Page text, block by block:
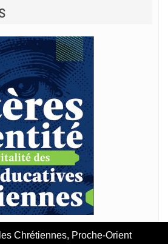
Chrétiennes, Proche-Orient